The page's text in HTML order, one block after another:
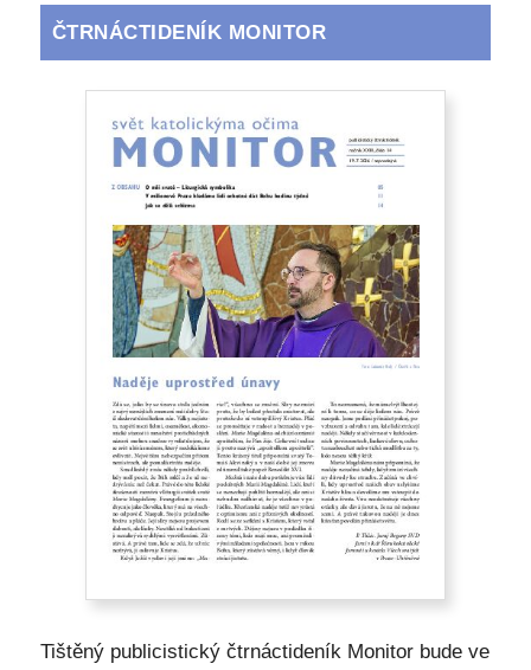
ČTRNÁCTIDENÍK MONITOR
Tištěný publicistický čtrnáctideník Monitor bude ve